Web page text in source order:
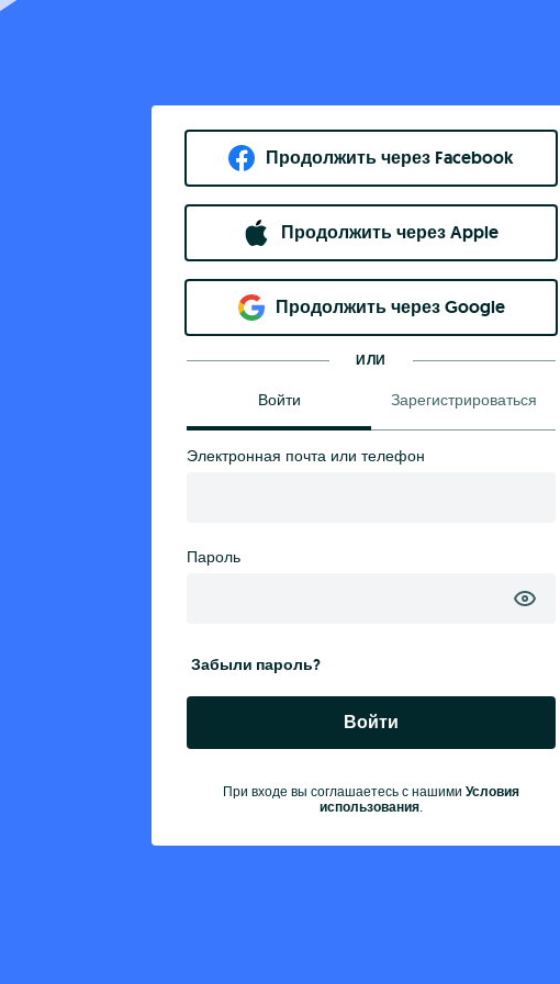
Продолжить через Facebook
Продолжить через Apple
Продолжить через Google
ИЛИ
Войти Зарегистрироваться
Электронная почта или телефон
Пароль
Забыли пароль?
Войти
При входе вы соглашаетесь с нашими Условия
использования.